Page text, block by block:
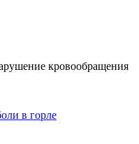
кровообращения
в горле